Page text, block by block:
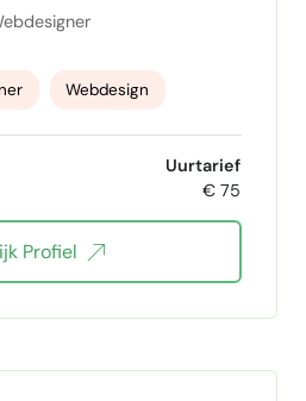
Webdesign
& Development
Uurtarief
€ 75
Profiel